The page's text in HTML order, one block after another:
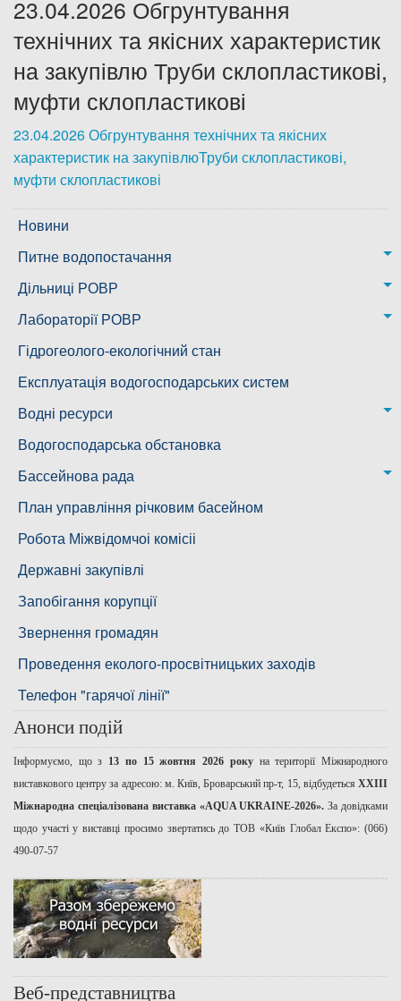
Дозвіл на спеціальне водокористування
Платні послуги
23.04.2026 Обгрунтування
технічних та якісних характеристик
на закупівлю Труби склопластикові,
муфти склопластикові
23.04.2026 Обгрунтування технічних та якісних
характеристик на закупівлюТруби склопластикові,
муфти склопластикові
Новини
Питне водопостачання
м. Миколаїв
Казанківська ТГ
Дільниці РОВР
Новоодеська дільниця – водогін № 1,2
Воскресенська дільниця – водогін № 3
Ковалівська дільниця
Новобузька дільниця
Снігурівська дільниця
Дільниця з обслуговування насосного обладнання та
водоочисних установок
Лабораторії РОВР
Лабораторія моніторингу вод
Лабораторія питного водопостачання
Гідрогеолого-екологічний стан
Експлуатація водогосподарських систем
Водні ресурси
Режими роботи водних об’єктів
Водогосподарська обстановка
Бассейнова рада
Басейнова рада Південного Бугу
Басейнова рада нижнього Дніпра
Басейнова рада річок Причорномор'я
План управління річковим басейном
Робота Міжвідомчоі комісіі
Державні закупівлі
Запобігання корупції
Звернення громадян
Проведення еколого-просвітницьких заходів
Телефон "гарячої лінії"
Анонси подій
Інформуємо, що з 13 по 15 жовтня 2026 рокуна території Міжнародного
виставкового центру за адресою: м. Київ, Броварський пр-т, 15, відбудеться ХХІІІ
Міжнародна спеціалізована виставка «AQUA UKRAINE-2026».За довідками
щодо участі у виставці просимо звертатись до ТОВ «Київ Глобал Експо»: (066)
490-07-57
Веб-представництва